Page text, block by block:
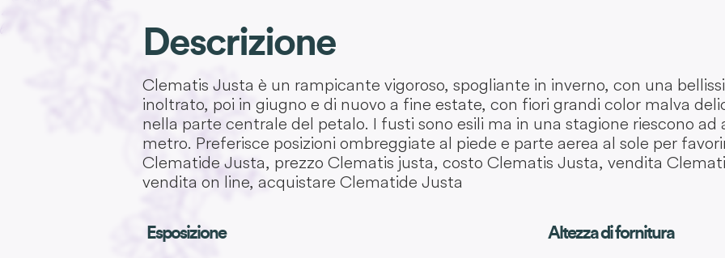
Descrizione
Clematis Justa è un rampicante vigoroso, spogliante in inverno, con una
inoltrato, poi in giugno e di nuovo a fine estate, con fiori grandi color malva
nella parte centrale del petalo. I fusti sono esili ma in una stagione riescono ad
metro. Preferisce posizioni ombreggiate al piede e parte aerea al sole per
Clematide Justa, prezzo Clematis justa, costo Clematis Justa, vendita
vendita on line, acquistare Clematide Justa
Esposizione Altezza di fornitura